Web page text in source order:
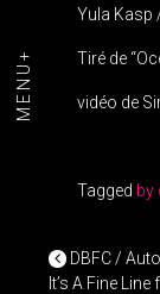
MENU+
Yula Kasp
Tiré de
vidéo de
Tagged by
POST
DBFC /
It’s A Fine